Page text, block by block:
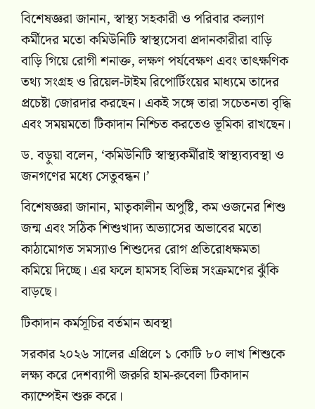
বিশেষজ্ঞরা জানান, স্বাস্থ্য সহকারী ও পরিবার কল্যাণ
কর্মীদের মতো কমিউনিটি স্বাস্থ্যসেবা প্রদানকারীরা বাড়ি
বাড়ি গিয়ে রোগী শনাক্ত, লক্ষণ পর্যবেক্ষণ এবং তাৎক্ষণিক
তথ্য সংগ্রহ ও রিয়েল-টাইম রিপোর্টিংয়ের মাধ্যমে তাদের
প্রচেষ্টা জোরদার করছেন। একই সঙ্গে তারা সচেতনতা বৃদ্ধি
এবং সময়মতো টিকাদান নিশ্চিত করতেও ভূমিকা রাখছেন।
ড. বড়ুয়া বলেন, ‘কমিউনিটি স্বাস্থ্যকর্মীরাই স্বাস্থ্যব্যবস্থা ও
জনগণের মধ্যে সেতুবন্ধন।’
বিশেষজ্ঞরা জানান, মাতৃকালীন অপুষ্টি, কম ওজনের শিশু
জন্ম এবং সঠিক শিশুখাদ্য অভ্যাসের অভাবের মতো
কাঠামোগত সমস্যাও শিশুদের রোগ প্রতিরোধক্ষমতা
কমিয়ে দিচ্ছে। এর ফলে হামসহ বিভিন্ন সংক্রমণের ঝুঁকি
বাড়ছে।
টিকাদান কর্মসূচির বর্তমান অবস্থা
সরকার ২০২৬ সালের এপ্রিলে ১ কোটি ৮০ লাখ শিশুকে
লক্ষ্য করে দেশব্যাপী জরুরি হাম-রুবেলা টিকাদান
ক্যাম্পেইন শুরু করে।